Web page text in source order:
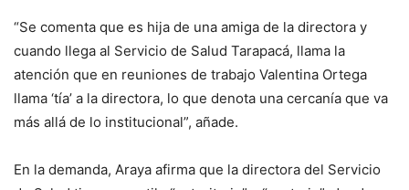
“Se comenta que es hija de una amiga de la directora y
cuando llega al Servicio de Salud Tarapacá, llama la
atención que en reuniones de trabajo Valentina Ortega
llama ‘tía’ a la directora, lo que denota una cercanía que va
más allá de lo institucional”, añade.
En la demanda, Araya afirma que la directora del Servicio